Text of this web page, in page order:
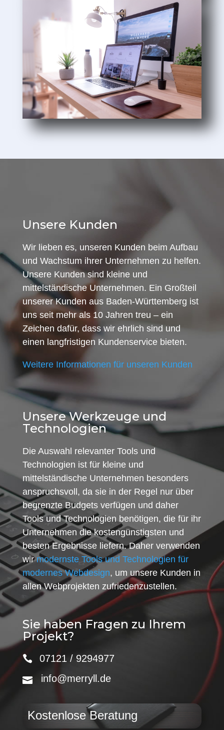
Unsere Kunden
Wir lieben es, unseren Kunden beim Aufbau
und Wachstum ihrer Unternehmen zu helfen.
Unsere Kunden sind kleine und
mittelständische Unternehmen. Ein Großteil
unserer Kunden aus Baden-Württemberg ist
uns seit mehr als 10 Jahren treu – ein
Zeichen dafür, dass wir ehrlich sind und
einen langfristigen Kundenservice bieten.
Weitere Informationen für unseren Kunden
Unsere Werkzeuge und
Technologien
Die Auswahl relevanter Tools und
Technologien ist für kleine und
mittelständische Unternehmen besonders
anspruchsvoll, da sie in der Regel nur über
begrenzte Budgets verfügen und daher
Tools und Technologien benötigen, die für ihr
Unternehmen die kostengünstigsten und
besten Ergebnisse liefern. Daher verwenden
wirmodernste Tools und Technologien für
modernes Webdesign, um unsere Kunden in
allen Webprojekten zufriedenzustellen.
Sie haben Fragen zu Ihrem
Projekt?
07121 / 9294977
info@merryll.de
Kostenlose Beratung